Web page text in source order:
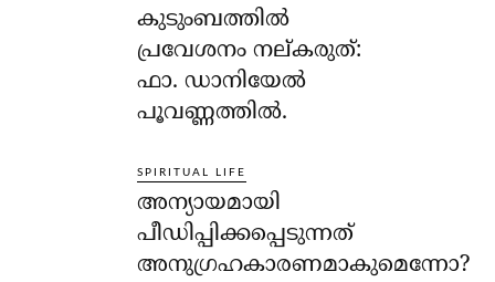
കുടുംബത്തില്‍
പ്രവേശനം നല്കരുത്:
ഫാ. ഡാനിയേല്‍
പൂവണ്ണത്തില്‍.
SPIRITUAL LIFE
അന്യായമായി
പീഡിപ്പിക്കപ്പെടുന്നത്
അനുഗ്രഹകാരണമാകുമെന്നോ?